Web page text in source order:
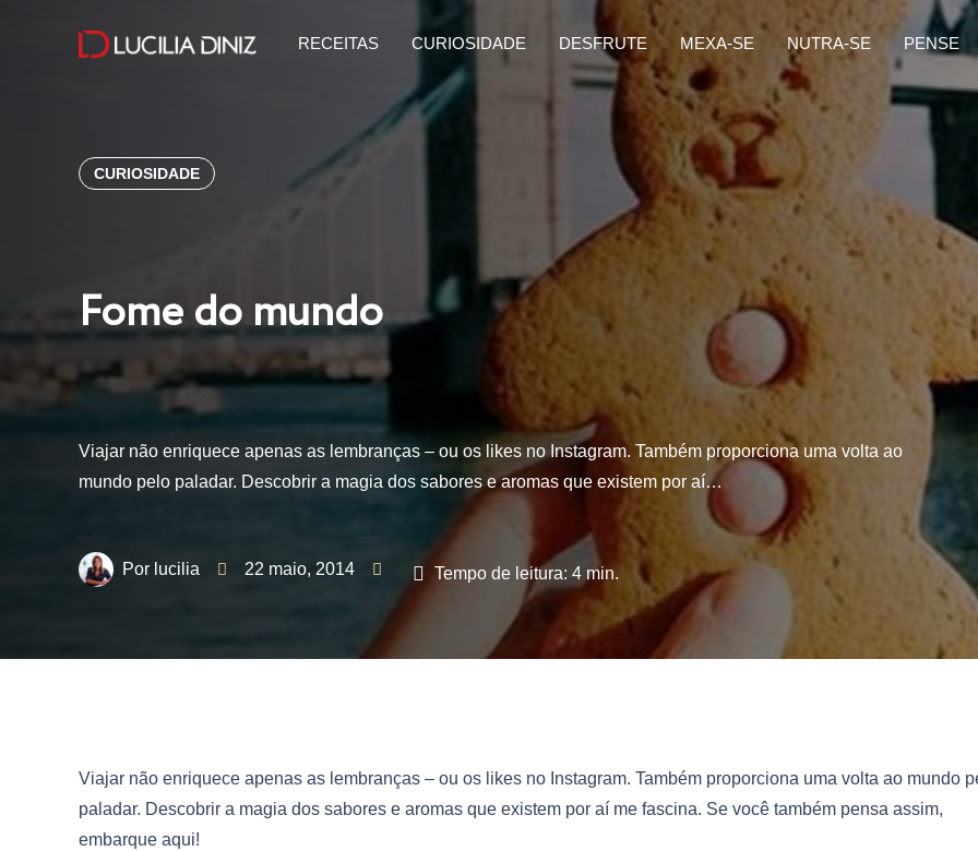
RECEITAS CURIOSIDADE DESFRUTE MEXA-SE NUTRA-SE PENSE
CURIOSIDADE
Fome do mundo
Viajar não enriquece apenas as lembranças – ou os likes no Instagram. Também proporciona uma volta ao
mundo pelo paladar. Descobrir a magia dos sabores e aromas que existem por aí…
lucilia 22 maio, 2014 Tempo de leitura: 4 min.
Viajar não enriquece apenas as lembranças – ou os likes no Instagram. Também proporciona uma volta ao mundo
paladar. Descobrir a magia dos sabores e aromas que existem por aí me fascina. Se você também pensa assim,
embarque aqui!